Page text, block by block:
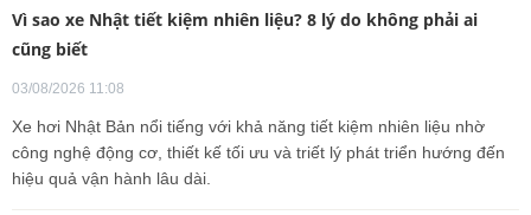
Vì sao xe Nhật tiết kiệm nhiên liệu? 8 lý do không phải ai
cũng biết
03/08/2026 11:08
Xe hơi Nhật Bản nổi tiếng với khả năng tiết kiệm nhiên liệu nhờ
công nghệ động cơ, thiết kế tối ưu và triết lý phát triển hướng đến
hiệu quả vận hành lâu dài.